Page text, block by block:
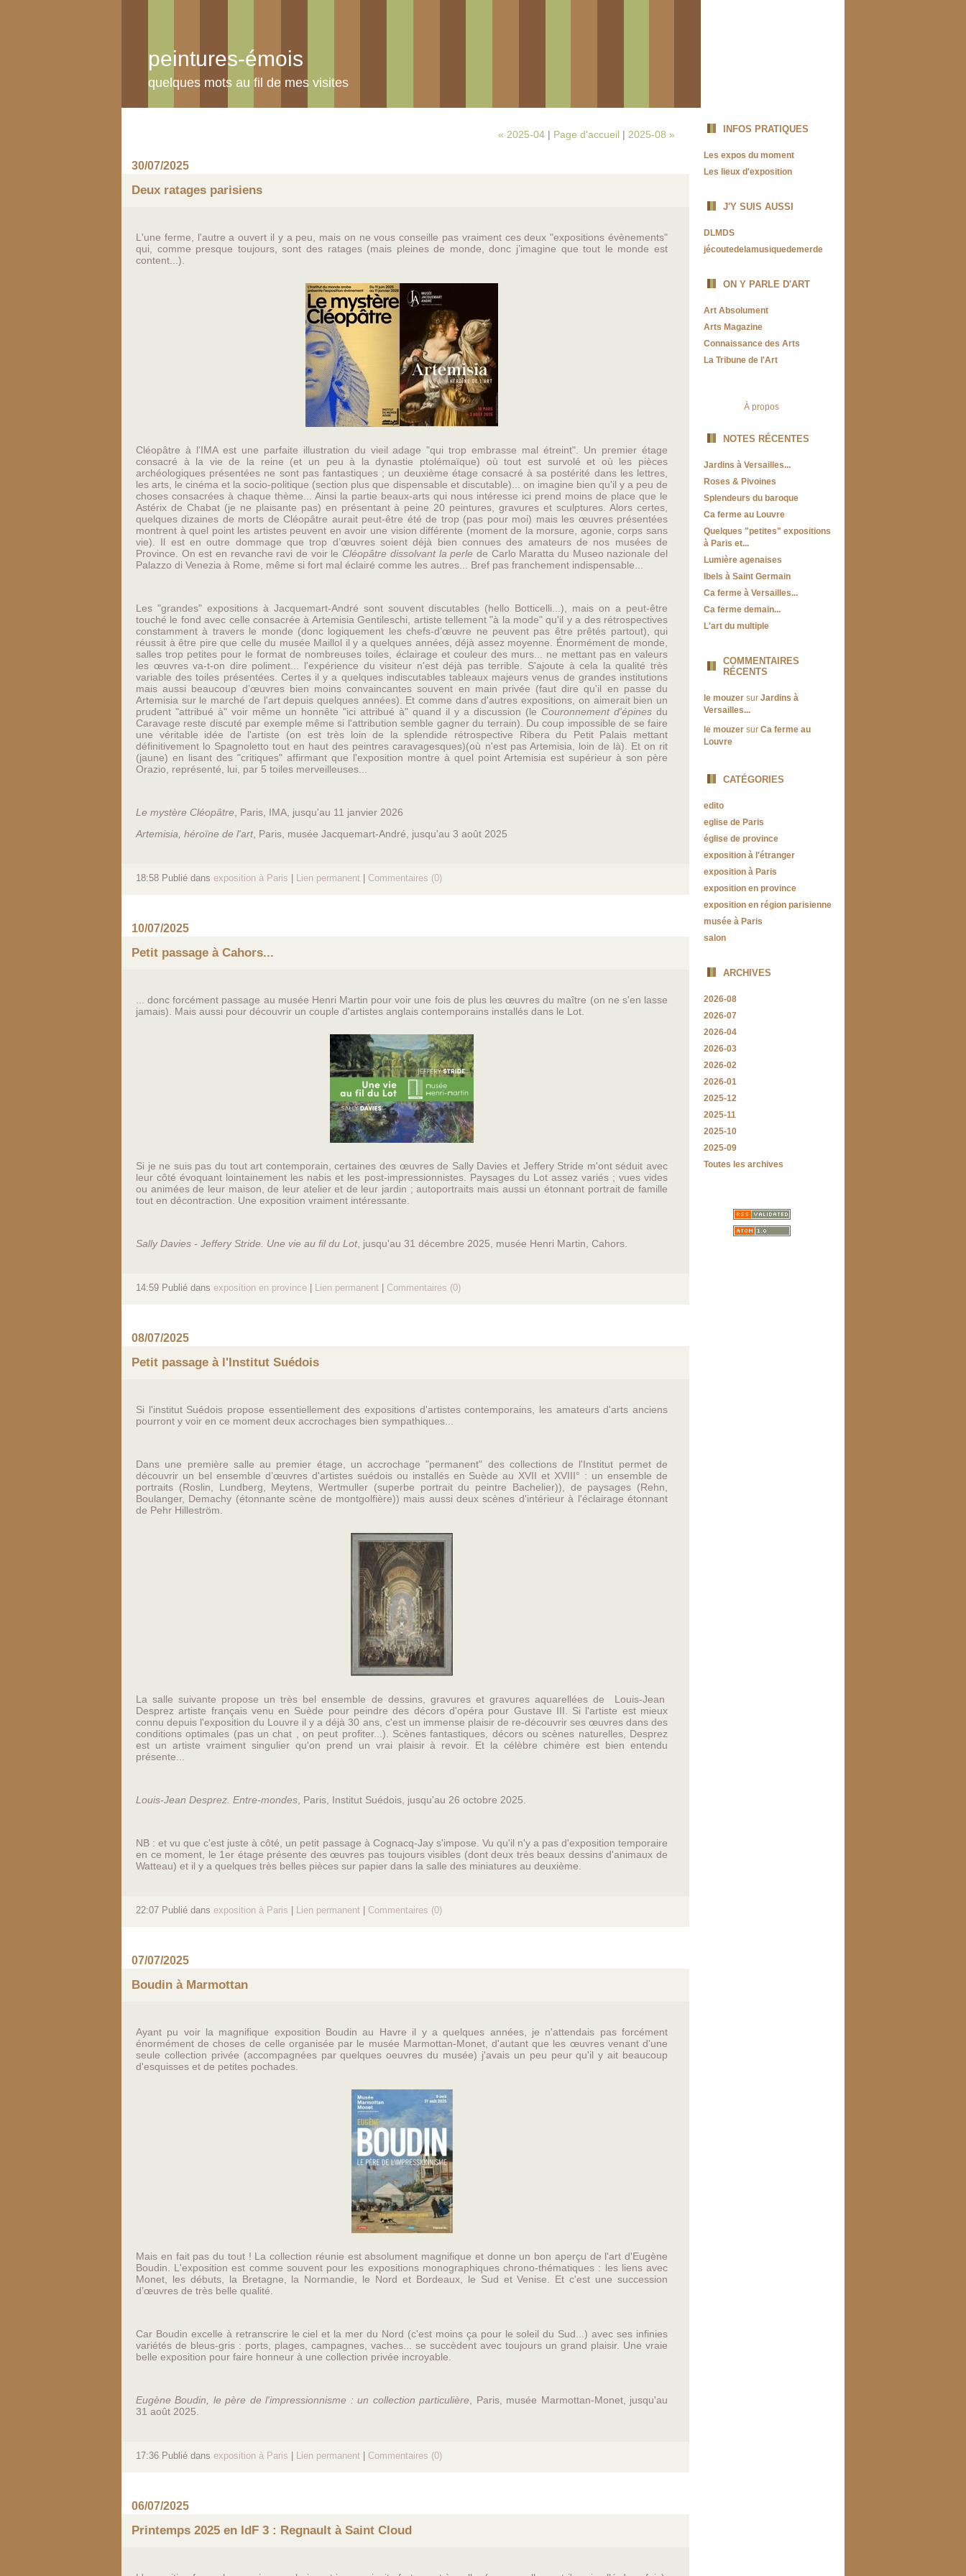
peintures-émois
quelques mots au fil de mes visites
INFOS PRATIQUES
Les expos du moment
Les lieux d'exposition
J'Y SUIS AUSSI
DLMDS
jécoutedelamusiquedemerde
ON Y PARLE D'ART
Art Absolument
Arts Magazine
Connaissance des Arts
La Tribune de l'Art
À propos
NOTES RÉCENTES
Jardins à Versailles...
Roses & Pivoines
Splendeurs du baroque
Ca ferme au Louvre
Quelques "petites" expositions
à Paris et...
Lumière agenaises
Ibels à Saint Germain
Ca ferme à Versailles...
Ca ferme demain...
L'art du multiple
COMMENTAIRES
RÉCENTS
le mouzer sur Jardins à
Versailles...
le mouzer sur Ca ferme au
Louvre
CATÉGORIES
edito
eglise de Paris
église de province
exposition à l'étranger
exposition à Paris
exposition en province
exposition en région parisienne
musée à Paris
salon
ARCHIVES
2026-08
2026-07
2026-04
2026-03
2026-02
2026-01
2025-12
2025-11
2025-10
2025-09
Toutes les archives
« 2025-04 | Page d'accueil | 2025-08 »
30/07/2025
Deux ratages parisiens
L'une ferme, l'autre a ouvert il y a peu, mais on ne vous conseille pas vraiment ces deux "expositions évènements"
qui, comme presque toujours, sont des ratages (mais pleines de monde, donc j’imagine que tout le monde est
content...).
Cléopâtre à l'IMA est une parfaite illustration du vieil adage "qui trop embrasse mal étreint". Un premier étage
consacré à la vie de la reine (et un peu à la dynastie ptolémaïque) où tout est survolé et où les pièces
archéologiques présentées ne sont pas fantastiques ; un deuxième étage consacré à sa postérité dans les lettres,
les arts, le cinéma et la socio-politique (section plus que dispensable et discutable)... on imagine bien qu'il y a peu de
choses consacrées à chaque thème... Ainsi la partie beaux-arts qui nous intéresse ici prend moins de place que le
Astérix de Chabat (je ne plaisante pas) en présentant à peine 20 peintures, gravures et sculptures. Alors certes,
quelques dizaines de morts de Cléopâtre aurait peut-être été de trop (pas pour moi) mais les œuvres présentées
montrent à quel point les artistes peuvent en avoir une vision différente (moment de la morsure, agonie, corps sans
vie). Il est en outre dommage que trop d’œuvres soient déjà bien connues des amateurs de nos musées de
Province. On est en revanche ravi de voir le Cléopâtre dissolvant la perle de Carlo Maratta du Museo nazionale del
Palazzo di Venezia à Rome, même si fort mal éclairé comme les autres... Bref pas franchement indispensable...
Les "grandes" expositions à Jacquemart-André sont souvent discutables (hello Botticelli...), mais on a peut-être
touché le fond avec celle consacrée à Artemisia Gentileschi, artiste tellement "à la mode" qu'il y a des rétrospectives
constamment à travers le monde (donc logiquement les chefs-d’œuvre ne peuvent pas être prêtés partout), qui
réussit à être pire que celle du musée Maillol il y a quelques années, déjà assez moyenne. Énormément de monde,
salles trop petites pour le format de nombreuses toiles, éclairage et couleur des murs... ne mettant pas en valeurs
les œuvres va-t-on dire poliment... l'expérience du visiteur n'est déjà pas terrible. S'ajoute à cela la qualité très
variable des toiles présentées. Certes il y a quelques indiscutables tableaux majeurs venus de grandes institutions
mais aussi beaucoup d’œuvres bien moins convaincantes souvent en main privée (faut dire qu'il en passe du
Artemisia sur le marché de l'art depuis quelques années). Et comme dans d'autres expositions, on aimerait bien un
prudent "attribué à" voir même un honnête "ici attribué à" quand il y a discussion (le Couronnement d'épines du
Caravage reste discuté par exemple même si l'attribution semble gagner du terrain). Du coup impossible de se faire
une véritable idée de l'artiste (on est très loin de la splendide rétrospective Ribera du Petit Palais mettant
définitivement lo Spagnoletto tout en haut des peintres caravagesques)(où n'est pas Artemisia, loin de là). Et on rit
(jaune) en lisant des "critiques" affirmant que l'exposition montre à quel point Artemisia est supérieur à son père
Orazio, représenté, lui, par 5 toiles merveilleuses...
Le mystère Cléopâtre , Paris, IMA, jusqu'au 11 janvier 2026
Artemisia, héroïne de l'art, Paris, musée Jacquemart-André, jusqu'au 3 août 2025
18:58 Publié dans exposition à Paris Lien permanent Commentaires (0)
10/07/2025
Petit passage à Cahors...
... donc forcément passage au musée Henri Martin pour voir une fois de plus les œuvres du maître (on ne s'en lasse
jamais). Mais aussi pour découvrir un couple d'artistes anglais contemporains installés dans le Lot.
Si je ne suis pas du tout art contemporain, certaines des œuvres de Sally Davies et Jeffery Stride m'ont séduit avec
leur côté évoquant lointainement les nabis et les post-impressionnistes. Paysages du Lot assez variés ; vues vides
ou animées de leur maison, de leur atelier et de leur jardin ; autoportraits mais aussi un étonnant portrait de famille
tout en décontraction. Une exposition vraiment intéressante.
Sally Davies - Jeffery Stride. Une vie au fil du Lot, jusqu'au 31 décembre 2025, musée Henri Martin, Cahors.
14:59 Publié dans exposition en province Lien permanent Commentaires (0)
08/07/2025
Petit passage à l'Institut Suédois
Si l'institut Suédois propose essentiellement des expositions d'artistes contemporains, les amateurs d'arts anciens
pourront y voir en ce moment deux accrochages bien sympathiques...
Dans une première salle au premier étage, un accrochage "permanent" des collections de l'Institut permet de
découvrir un bel ensemble d’œuvres d'artistes suédois ou installés en Suède au XVII et XVIII° : un ensemble de
portraits (Roslin, Lundberg, Meytens, Wertmuller (superbe portrait du peintre Bachelier)), de paysages (Rehn,
Boulanger, Demachy (étonnante scène de montgolfière)) mais aussi deux scènes d'intérieur à l'éclairage étonnant
de Pehr Hilleström.
La salle suivante propose un très bel ensemble de dessins, gravures et gravures aquarellées de Louis-Jean
Desprez artiste français venu en Suède pour peindre des décors d'opéra pour Gustave III. Si l'artiste est mieux
connu depuis l'exposition du Louvre il y a déjà 30 ans, c'est un immense plaisir de re-découvrir ses œuvres dans des
conditions optimales (pas un chat , on peut profiter...). Scènes fantastiques, décors ou scènes naturelles, Desprez
est un artiste vraiment singulier qu'on prend un vrai plaisir à revoir. Et la célèbre chimère est bien entendu
présente...
Louis-Jean Desprez. Entre-mondes, Paris, Institut Suédois, jusqu'au 26 octobre 2025.
NB : et vu que c'est juste à côté, un petit passage à Cognacq-Jay s'impose. Vu qu'il n'y a pas d'exposition temporaire
en ce moment, le 1er étage présente des œuvres pas toujours visibles (dont deux très beaux dessins d'animaux de
Watteau) et il y a quelques très belles pièces sur papier dans la salle des miniatures au deuxième.
22:07 Publié dans exposition à Paris Lien permanent Commentaires (0)
07/07/2025
Boudin à Marmottan
Ayant pu voir la magnifique exposition Boudin au Havre il y a quelques années, je n'attendais pas forcément
énormément de choses de celle organisée par le musée Marmottan-Monet, d'autant que les œuvres venant d'une
seule collection privée (accompagnées par quelques oeuvres du musée) j'avais un peu peur qu'il y ait beaucoup
d'esquisses et de petites pochades.
Mais en fait pas du tout ! La collection réunie est absolument magnifique et donne un bon aperçu de l'art d'Eugène
Boudin. L'exposition est comme souvent pour les expositions monographiques chrono-thématiques : les liens avec
Monet, les débuts, la Bretagne, la Normandie, le Nord et Bordeaux, le Sud et Venise. Et c'est une succession
d’œuvres de très belle qualité.
Car Boudin excelle à retranscrire le ciel et la mer du Nord (c'est moins ça pour le soleil du Sud...) avec ses infinies
variétés de bleus-gris : ports, plages, campagnes, vaches... se succèdent avec toujours un grand plaisir. Une vraie
belle exposition pour faire honneur à une collection privée incroyable.
Eugène Boudin, le père de l'impressionnisme : un collection particulière , Paris, musée Marmottan-Monet, jusqu'au
31 août 2025.
17:36 Publié dans exposition à Paris Lien permanent Commentaires (0)
06/07/2025
Printemps 2025 en IdF 3 : Regnault à Saint Cloud